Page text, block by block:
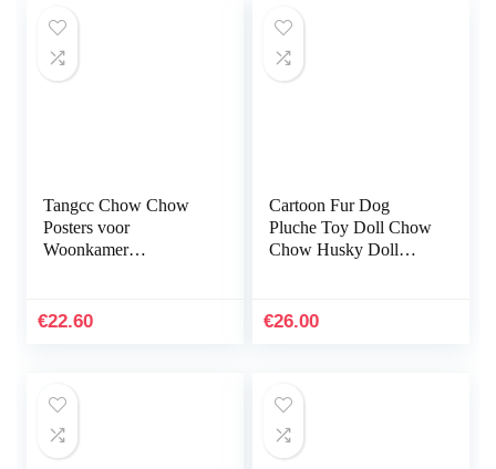
Tangcc Chow Chow
Posters voor
Woonkamer
30x45cm) NoFramed
€22.60
Cartoon Fur Dog
Pluche Toy Doll Chow
Chow Husky Doll
€26.00